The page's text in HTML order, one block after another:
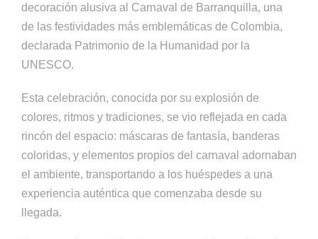
decoración alusiva al Carnaval de Barranquilla, una
de las festividades más emblemáticas de Colombia,
declarada Patrimonio de la Humanidad por la
UNESCO.
Esta celebración, conocida por su explosión de
colores, ritmos y tradiciones, se vio reflejada en cada
rincón del espacio: máscaras de fantasía, banderas
coloridas, y elementos propios del carnaval adornaban
el ambiente, transportando a los huéspedes a una
experiencia auténtica que comenzaba desde su
llegada.